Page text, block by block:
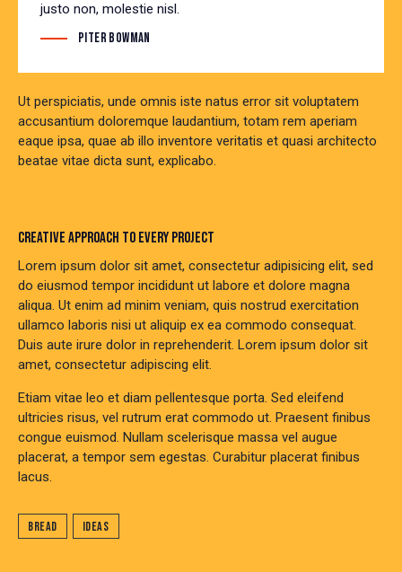
justo non, molestie nisl.
Piter Bowman
Ut perspiciatis, unde omnis iste natus error sit voluptatem
accusantium doloremque laudantium, totam rem aperiam
eaque ipsa, quae ab illo inventore veritatis et quasi architecto
beatae vitae dicta sunt, explicabo.
CREATIVE APPROACH TO EVERY PROJECT
Lorem ipsum dolor sit amet, consectetur adipisicing elit, sed
do eiusmod tempor incididunt ut labore et dolore magna
aliqua. Ut enim ad minim veniam, quis nostrud exercitation
ullamco laboris nisi ut aliquip ex ea commodo consequat.
Duis aute irure dolor in reprehenderit. Lorem ipsum dolor sit
amet, consectetur adipiscing elit.
Etiam vitae leo et diam pellentesque porta. Sed eleifend
ultricies risus, vel rutrum erat commodo ut. Praesent finibus
congue euismod. Nullam scelerisque massa vel augue
placerat, a tempor sem egestas. Curabitur placerat finibus
lacus.
Bread Ideas